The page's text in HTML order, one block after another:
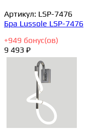
Артикул: LSP-7476
Бра Lussole LSP-7476
+949 бонус(ов)
9 493 ₽